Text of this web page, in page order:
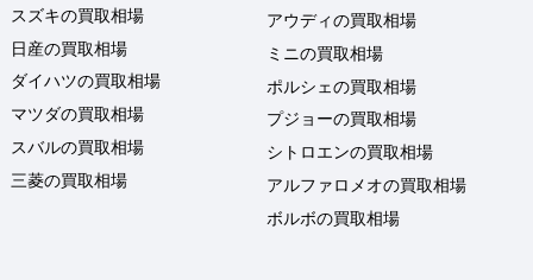
スズキの買取相場
日産の買取相場
ダイハツの買取相場
マツダの買取相場
スバルの買取相場
三菱の買取相場
アウディの買取相場
ミニの買取相場
ポルシェの買取相場
プジョーの買取相場
シトロエンの買取相場
アルファロメオの買取相場
ボルボの買取相場